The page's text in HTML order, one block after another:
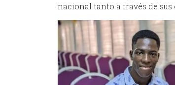
nacional tanto a través de